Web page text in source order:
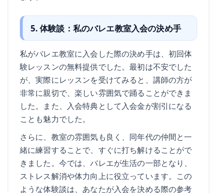
5. 体験談：私のバレエ教室入会の決め手
私がバレエ教室に入会した際の決め手は、初回体
験レッスンの無料提供でした。最初は不安でした
が、実際にレッスンを受けてみると、講師の方が
非常に親切で、楽しい雰囲気で踊ることができま
した。また、入会特典として入会金が割引になる
ことも魅力でした。
さらに、教室の雰囲気も良く、同年代の仲間と一
緒に練習することで、すぐに打ち解けることがで
きました。今では、バレエが生活の一部となり、
ストレス解消や体力向上に役立っています。この
ような体験談は、あなたが入会を決める際の参考